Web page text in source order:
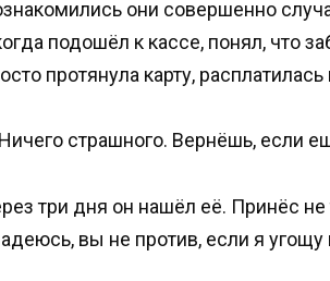
они совершенно
подошёл к кассе, понял, что
протянула карту,
страшного. Вернёшь, если
три дня он нашёл её. Принёс не
вы не против, если я